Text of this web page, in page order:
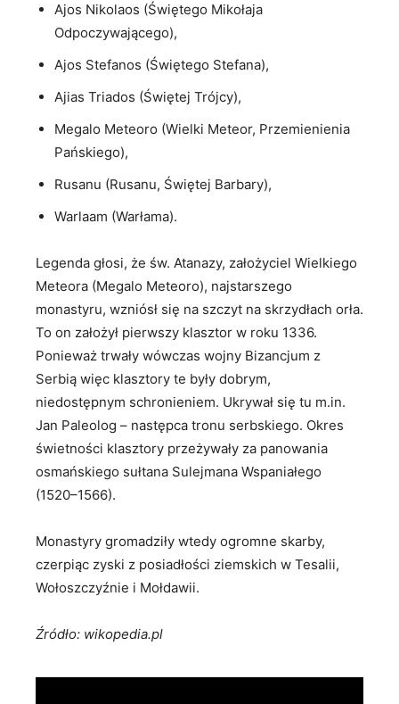
Ajos Nikolaos (Świętego Mikołaja
Odpoczywającego),
Ajos Stefanos (Świętego Stefana),
Ajias Triados (Świętej Trójcy),
Megalo Meteoro (Wielki Meteor, Przemienienia
Pańskiego),
Rusanu (Rusanu, Świętej Barbary),
Warlaam (Warłama).
Legenda głosi, że św. Atanazy, założyciel Wielkiego
Meteora (Megalo Meteoro), najstarszego
monastyru, wzniósł się na szczyt na skrzydłach orła.
To on założył pierwszy klasztor w roku 1336.
Ponieważ trwały wówczas wojny Bizancjum z
Serbią więc klasztory te były dobrym,
niedostępnym schronieniem. Ukrywał się tu m.in.
Jan Paleolog – następca tronu serbskiego. Okres
świetności klasztory przeżywały za panowania
osmańskiego sułtana Sulejmana Wspaniałego
(1520–1566).
Monastyry gromadziły wtedy ogromne skarby,
czerpiąc zyski z posiadłości ziemskich w Tesalii,
Wołoszczyźnie i Mołdawii.
Źródło: wikopedia.pl